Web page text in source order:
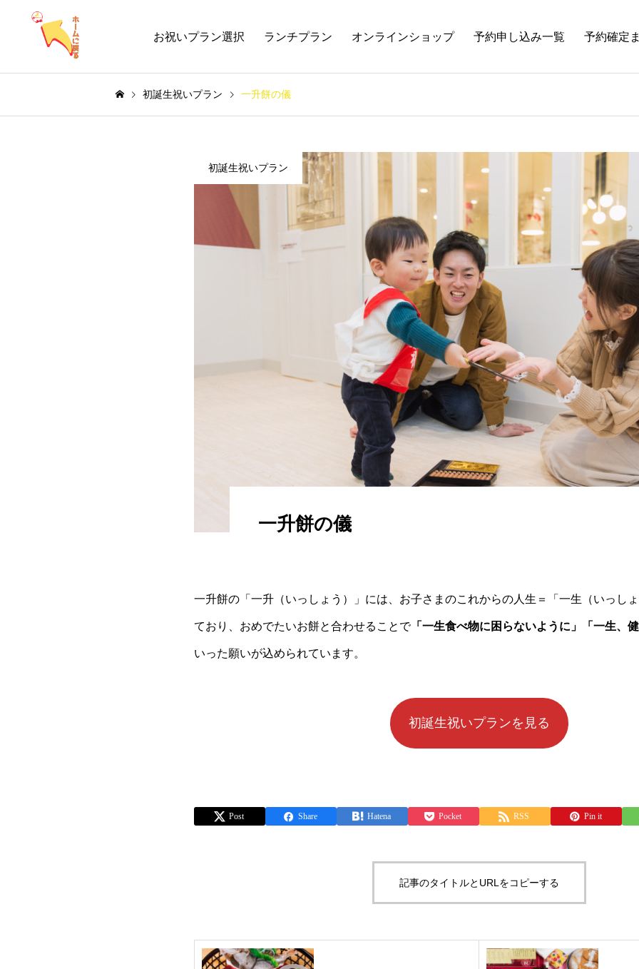
お祝いプラン選択 ランチプラン オンラインショップ 予約申し込み一覧 予約確定
初誕生祝いプラン 一升餅の儀
初誕生祝いプラン
一升餅の儀
一升餅の「一升（いっしょう）」には、お子さまのこれからの人生＝「一生（いっし
ており、おめでたいお餅と合わせることで「一生食べ物に困らないように」「一生、
いった願いが込められています。
初誕生祝いプランを見る
Post Share Hatena Pocket RSS Pin it
記事のタイトルとURLをコピーする